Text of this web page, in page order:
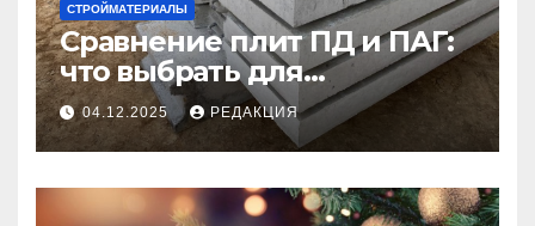
СТРОЙМАТЕРИАЛЫ
Сравнение плит ПД и ПАГ:
что выбрать для
долговечного и прочного
покрытия
04.12.2025 РЕДАКЦИЯ